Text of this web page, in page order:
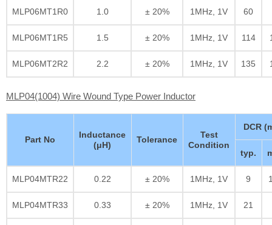
MLP06MT1R0 1.0 ± 20% 1MHz, 1V 60
MLP06MT1R5 1.5 ± 20% 1MHz, 1V 114
MLP06MT2R2 2.2 ± 20% 1MHz, 1V 135
MLP04(1004) Wire Wound Type Power Inductor
Part No
Inductance
(μH)
Tolerance
Test
Condition
DCR
typ.
MLP04MTR22 0.22 ± 20% 1MHz, 1V 9
MLP04MTR33 0.33 ± 20% 1MHz, 1V 21